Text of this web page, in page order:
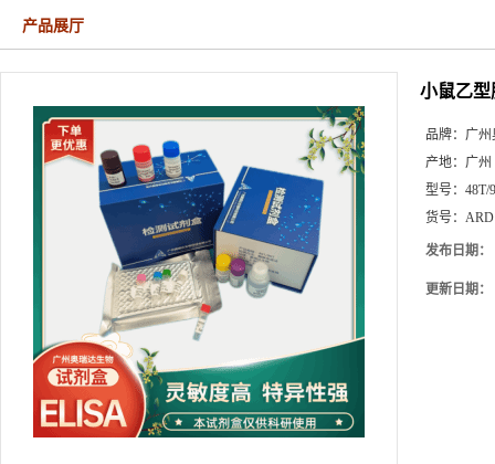
产品展厅
小鼠乙
品牌： 广州
产地： 广州
型号： 48T/
货号：
发布日期：
更新日期：